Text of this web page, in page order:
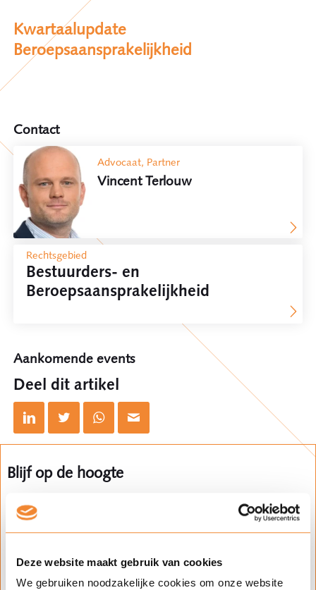
Deze website maakt gebruik van cookies
We gebruiken noodzakelijke cookies om onze website
Kwartaalupdate
Beroepsaansprakelijkheid
Contact
Advocaat, Partner
Vincent Terlouw
Rechtsgebied
Bestuurders- en
Beroepsaansprakelijkheid
Aankomende events
Deel dit artikel
Blijf op de hoogte
Klik op het plusje en schrijf je in voor
updates over dit onderwerp.